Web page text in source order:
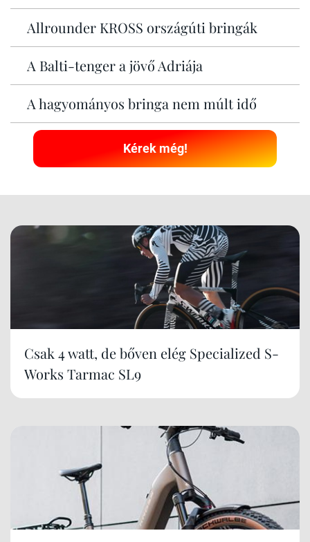
Allrounder KROSS országúti bringák
A Balti-tenger a jövő Adriája
A hagyományos bringa nem múlt idő
Kérek még!
Csak 4 watt, de bőven elég Specialized S-
Works Tarmac SL9